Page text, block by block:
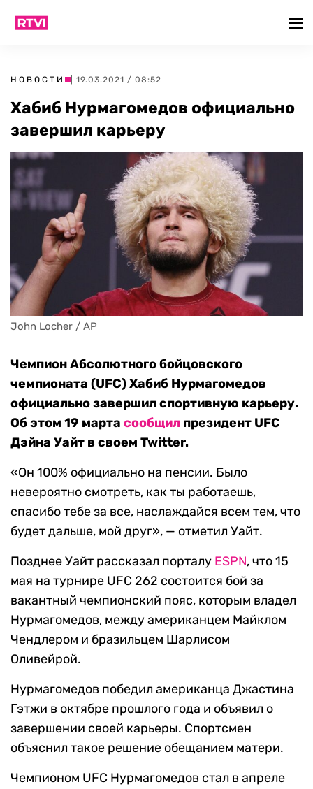
НОВОСТИ | 19.03.2021 / 08:52
Хабиб Нурмагомедов официально
завершил карьеру
John Locher / AP
Чемпион Абсолютного бойцовского
чемпионата (UFC) Хабиб Нурмагомедов
официально завершил спортивную карьеру.
Об этом 19 марта сообщил президент UFC
Дэйна Уайт в своем Twitter.
«Он 100% официально на пенсии. Было
невероятно смотреть, как ты работаешь,
спасибо тебе за все, наслаждайся всем тем, что
будет дальше, мой друг», — отметил Уайт.
Позднее Уайт рассказал порталу ESPN, что 15
мая на турнире UFC 262 состоится бой за
вакантный чемпионский пояс, которым владел
Нурмагомедов, между американцем Майклом
Чендлером и бразильцем Шарлисом
Оливейрой.
Нурмагомедов победил американца Джастина
Гэтжи в октябре прошлого года и объявил о
завершении своей карьеры. Спортсмен
объяснил такое решение обещанием матери.
Чемпионом UFC Нурмагомедов стал в апреле